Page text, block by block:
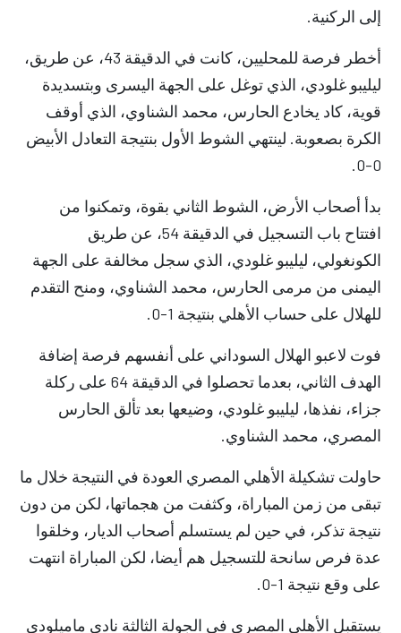
إلى الركنية.
أخطر فرصة للمحليين، كانت في الدقيقة 43، عن طريق،
ليليبو غلودي، الذي توغل على الجهة اليسرى وبتسديدة
قوية، كاد يخادع الحارس، محمد الشناوي، الذي أوقف
الكرة بصعوبة. لينتهي الشوط الأول بنتيجة التعادل الأبيض
0-0.
بدأ أصحاب الأرض، الشوط الثاني بقوة، وتمكنوا من
افتتاح باب التسجيل في الدقيقة 54، عن طريق
الكونغولي، ليليبو غلودي، الذي سجل مخالفة على الجهة
اليمنى من مرمى الحارس، محمد الشناوي، ومنح التقدم
للهلال على حساب الأهلي بنتيجة 1-0.
فوت لاعبو الهلال السوداني على أنفسهم فرصة إضافة
الهدف الثاني، بعدما تحصلوا في الدقيقة 64 على ركلة
جزاء، نفذها، ليليبو غلودي، وضيعها بعد تألق الحارس
المصري، محمد الشناوي.
حاولت تشكيلة الأهلي المصري العودة في النتيجة خلال ما
تبقى من زمن المباراة، وكثفت من هجماتها، لكن من دون
نتيجة تذكر، في حين لم يستسلم أصحاب الديار، وخلقوا
عدة فرص سانحة للتسجيل هم أيضا، لكن المباراة انتهت
على وقع نتيجة 1-0.
يستقبل الأهلي المصري في الجولة الثالثة نادي ماميلودي